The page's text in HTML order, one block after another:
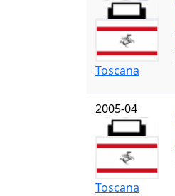
Toscana
2005-04
Toscana